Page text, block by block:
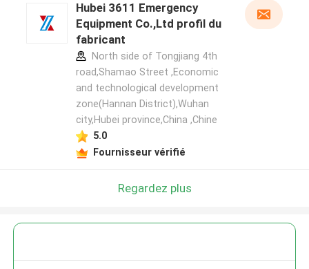
Hubei 3611 Emergency
Equipment Co.,Ltd profil du
fabricant
North side of Tongjiang 4th
road,Shamao Street ,Economic
and technological development
zone(Hannan District),Wuhan
city,Hubei province,China ,Chine
5.0
Fournisseur vérifié
Regardez plus